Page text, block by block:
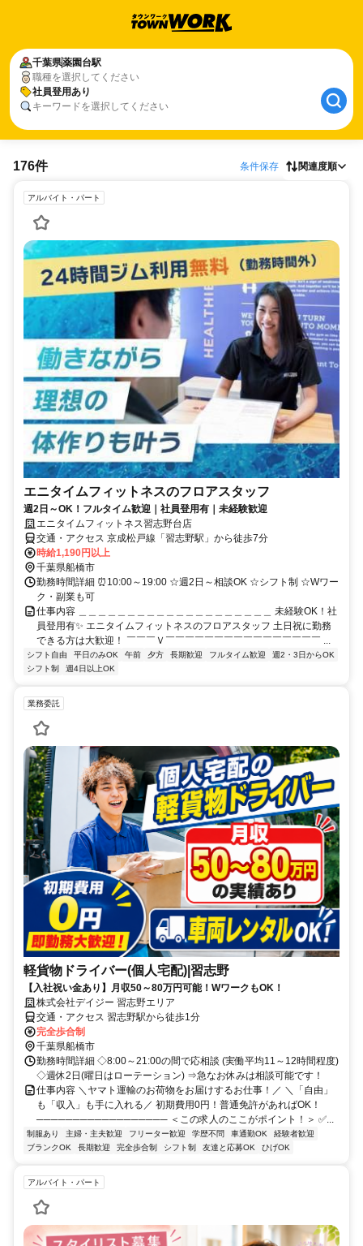
千葉県薬園台駅
職種を選択してください
社員登用あり
キーワードを選択してください
176件 条件保存 関連度順
アルバイト・パート
エニタイムフィットネスのフロアスタッフ
週2日～OK！フルタイム歓迎｜社員登用有｜未経験歓迎
エニタイムフィットネス習志野台店
交通・アクセス 京成松戸線「習志野駅」から徒歩7分
時給1,190円以上
千葉県船橋市
勤務時間詳細 ⏰10:00～19:00 ☆週2日～相談OK ☆シフト制 ☆Wワー
ク・副業も可
仕事内容 ＿＿＿＿＿＿＿＿＿＿＿＿＿＿＿＿＿＿＿＿ 未経験OK！社
員登用有✨ エニタイムフィットネスのフロアスタッフ 土日祝に勤務
できる方は大歓迎！ ￣￣￣Ｖ￣￣￣￣￣￣￣￣￣￣￣￣￣￣￣￣ ...
シフト自由 平日のみOK 午前 夕方 長期歓迎 フルタイム歓迎
週2・3日からOK
シフト制
週4日以上OK
業務委託
軽貨物ドライバー(個人宅配)|習志野
【入社祝い金あり】月収50～80万円可能！WワークもOK！
株式会社デイジー 習志野エリア
交通・アクセス 習志野駅から徒歩1分
完全歩合制
千葉県船橋市
勤務時間詳細 ◇8:00～21:00の間で応相談 (実働平均11～12時間程度)
◇週休2日(曜日はローテーション) ⇒急なお休みは相談可能です！
仕事内容 ＼ヤマト運輸のお荷物をお届けするお仕事！／ ＼「自由」
も「収入」も手に入れる／ 初期費用0円！普通免許があればOK！
────────────────── ＜この求人のここがポイント！＞ ✅...
制服あり 主婦・主夫歓迎 フリーター歓迎 学歴不問 車通勤OK
経験者歓迎
ブランクOK
長期歓迎 完全歩合制 シフト制 友達と応募OK ひげOK
アルバイト・パート